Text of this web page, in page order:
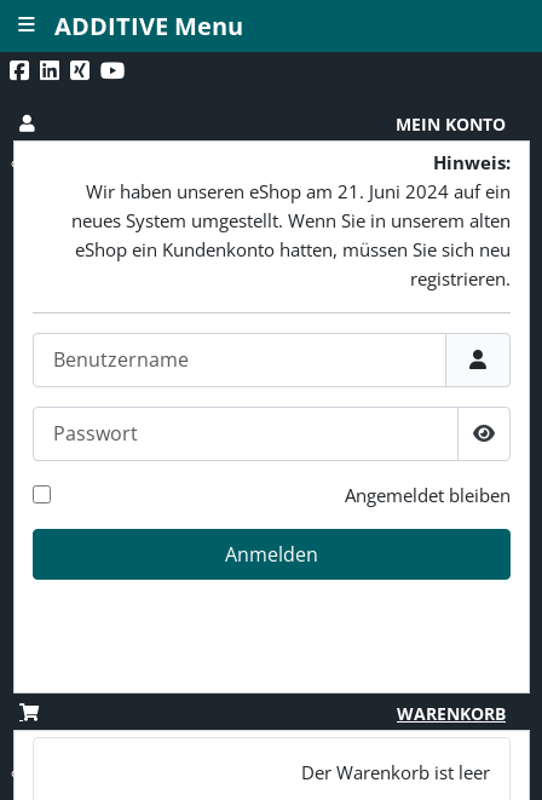
MEIN KONTO
Hinweis:
Wir haben unseren eShop am 21. Juni 2024 auf ein
neues System umgestellt. Wenn Sie in unserem alten
eShop ein Kundenkonto hatten, müssen Sie sich neu
registrieren.
Angemeldet bleiben
Anmelden
WARENKORB
Der Warenkorb ist leer
ADDITIVE Menu
≡